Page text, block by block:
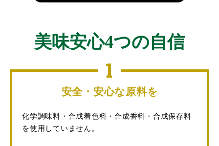
美味安心4つの自信
1
安全・安心な原料を
化学調味料・合成着色料・合成香料・合成保存料
を使用していません。